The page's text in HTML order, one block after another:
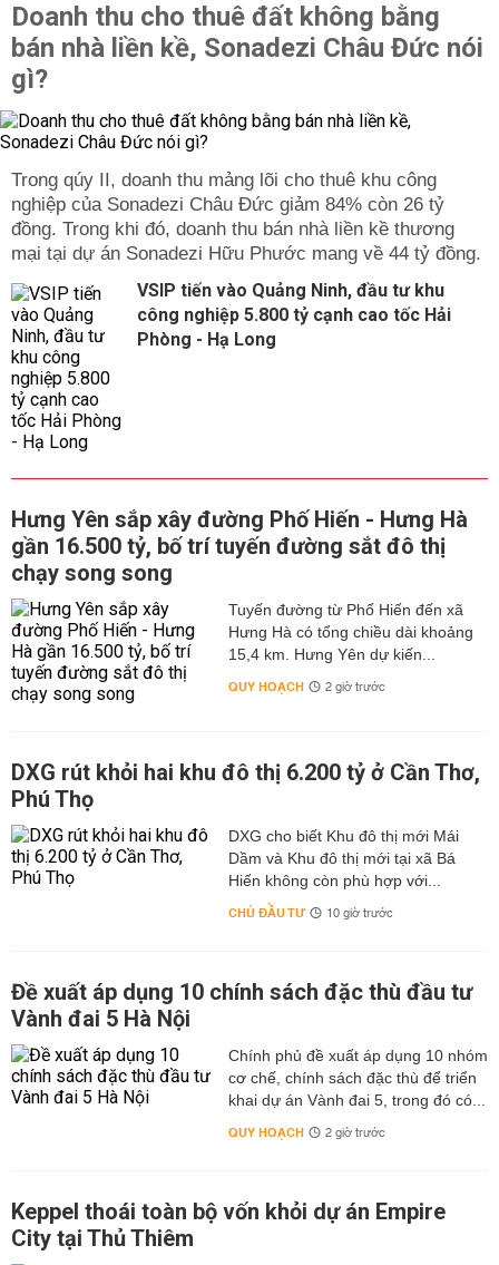
Doanh thu cho thuê đất không bằng
bán nhà liền kề, Sonadezi Châu Đức nói
gì?
Trong qúy II, doanh thu mảng lõi cho thuê khu công
nghiệp của Sonadezi Châu Đức giảm 84% còn 26 tỷ
đồng. Trong khi đó, doanh thu bán nhà liền kề thương
mại tại dự án Sonadezi Hữu Phước mang về 44 tỷ đồng.
VSIP tiến vào Quảng Ninh, đầu tư khu
công nghiệp 5.800 tỷ cạnh cao tốc Hải
Phòng - Hạ Long
Hưng Yên sắp xây đường Phố Hiến - Hưng Hà
gần 16.500 tỷ, bố trí tuyến đường sắt đô thị
chạy song song
Tuyến đường từ Phố Hiến đến xã
Hưng Hà có tổng chiều dài khoảng
15,4 km. Hưng Yên dự kiến...
QUY HOẠCH 2 giờ trước
DXG rút khỏi hai khu đô thị 6.200 tỷ ở Cần Thơ,
Phú Thọ
DXG cho biết Khu đô thị mới Mái
Dầm và Khu đô thị mới tại xã Bá
Hiến không còn phù hợp với...
CHỦ ĐẦU TƯ 10 giờ trước
Đề xuất áp dụng 10 chính sách đặc thù đầu tư
Vành đai 5 Hà Nội
Chính phủ đề xuất áp dụng 10 nhóm
cơ chế, chính sách đặc thù để triển
khai dự án Vành đai 5, trong đó có...
QUY HOẠCH 2 giờ trước
Keppel thoái toàn bộ vốn khỏi dự án Empire
City tại Thủ Thiêm